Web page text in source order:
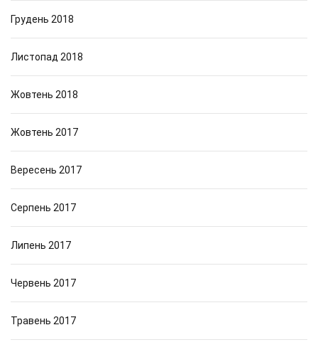
Грудень 2018
Листопад 2018
Жовтень 2018
Жовтень 2017
Вересень 2017
Серпень 2017
Липень 2017
Червень 2017
Травень 2017